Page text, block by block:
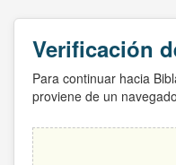
Verificación
Para continuar hacia
proviene de un